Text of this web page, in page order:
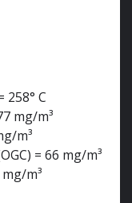
C
mg/m³
m³
= 66 mg/m³
m³